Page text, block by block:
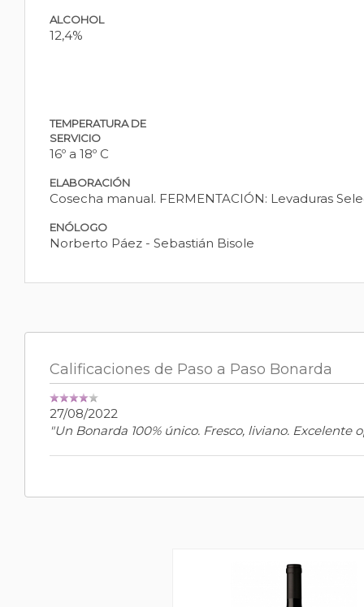
ALCOHOL
12,4%
TEMPERATURA DE
SERVICIO
16º a 18º C
ELABORACIÓN
Cosecha manual. FERMENTACIÓN: Levaduras
ENÓLOGO
Norberto Páez - Sebastián Bisole
Calificaciones de Paso a Paso Bonarda
27/08/2022
"Un Bonarda 100% único. Fresco, liviano.